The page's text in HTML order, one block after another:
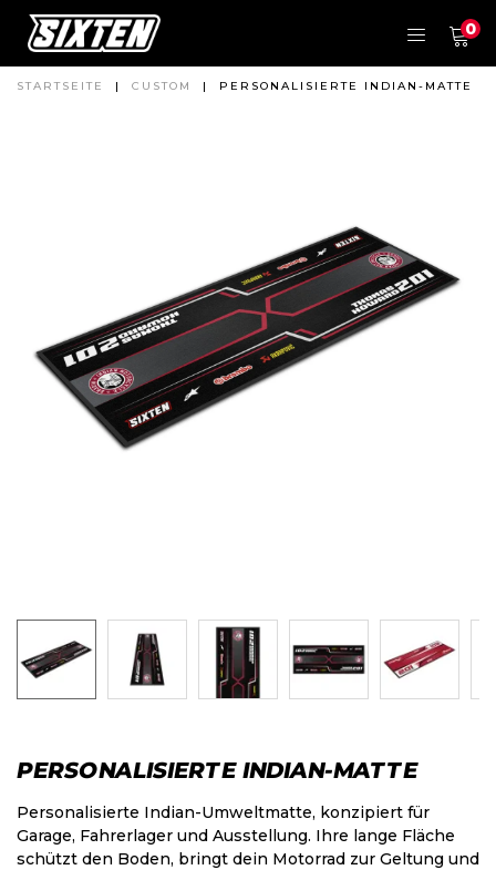
0
STARTSEITE | CUSTOM | PERSONALISIERTE INDIAN-MATTE
PERSONALISIERTE INDIAN-MATTE
Personalisierte Indian-Umweltmatte, konzipiert für
Garage, Fahrerlager und Ausstellung. Ihre lange Fläche
schützt den Boden, bringt dein Motorrad zur Geltung und